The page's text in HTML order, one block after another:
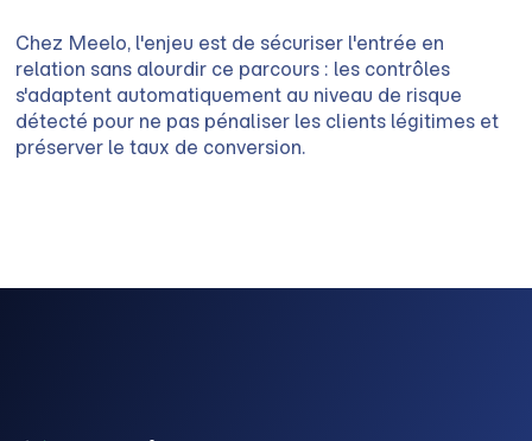
Chez Meelo, l'enjeu est de sécuriser l'entrée en
relation sans alourdir ce parcours : les contrôles
s'adaptent automatiquement au niveau de risque
détecté pour ne pas pénaliser les clients légitimes et
préserver le taux de conversion.